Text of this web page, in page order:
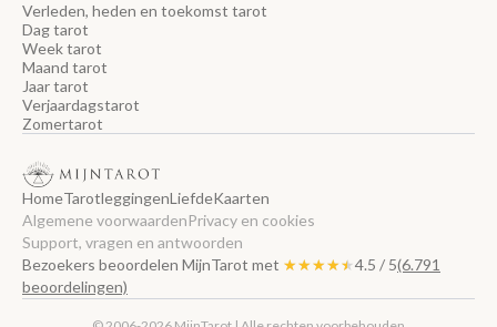
Verleden, heden en toekomst tarot
Dag tarot
Week tarot
Maand tarot
Jaar tarot
Verjaardagstarot
Zomertarot
HomeTarotleggingenLiefdeKaarten
Algemene voorwaardenPrivacy en cookies
Support, vragen en antwoorden
Bezoekers beoordelen MijnTarot met ★★★★★
★★★★★4.5 / 5(6.791
beoordelingen)